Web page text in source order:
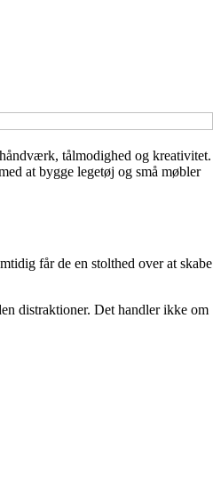
tålmodighed og kreativitet.
at bygge legetøj og små møbler
får de en stolthed over at skabe
distraktioner. Det handler ikke om